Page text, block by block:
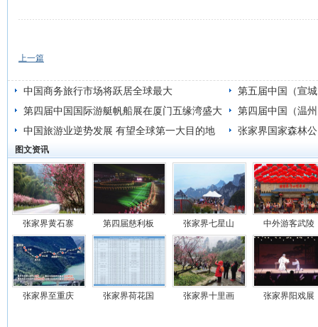
上一篇
中国商务旅行市场将跃居全球最大
第五届中国（宣
开幕
第四届中国国际游艇帆船展在厦门五缘湾盛大
开幕
第四届中国（温
中国旅游业逆势发展 有望全球第一大目的地
张家界国家森林
图文资讯
张家界黄石寨 第四届慈利板 张家界七星山 中外游客武陵
张家界至重庆 张家界荷花国 张家界十里画 张家界阳戏展